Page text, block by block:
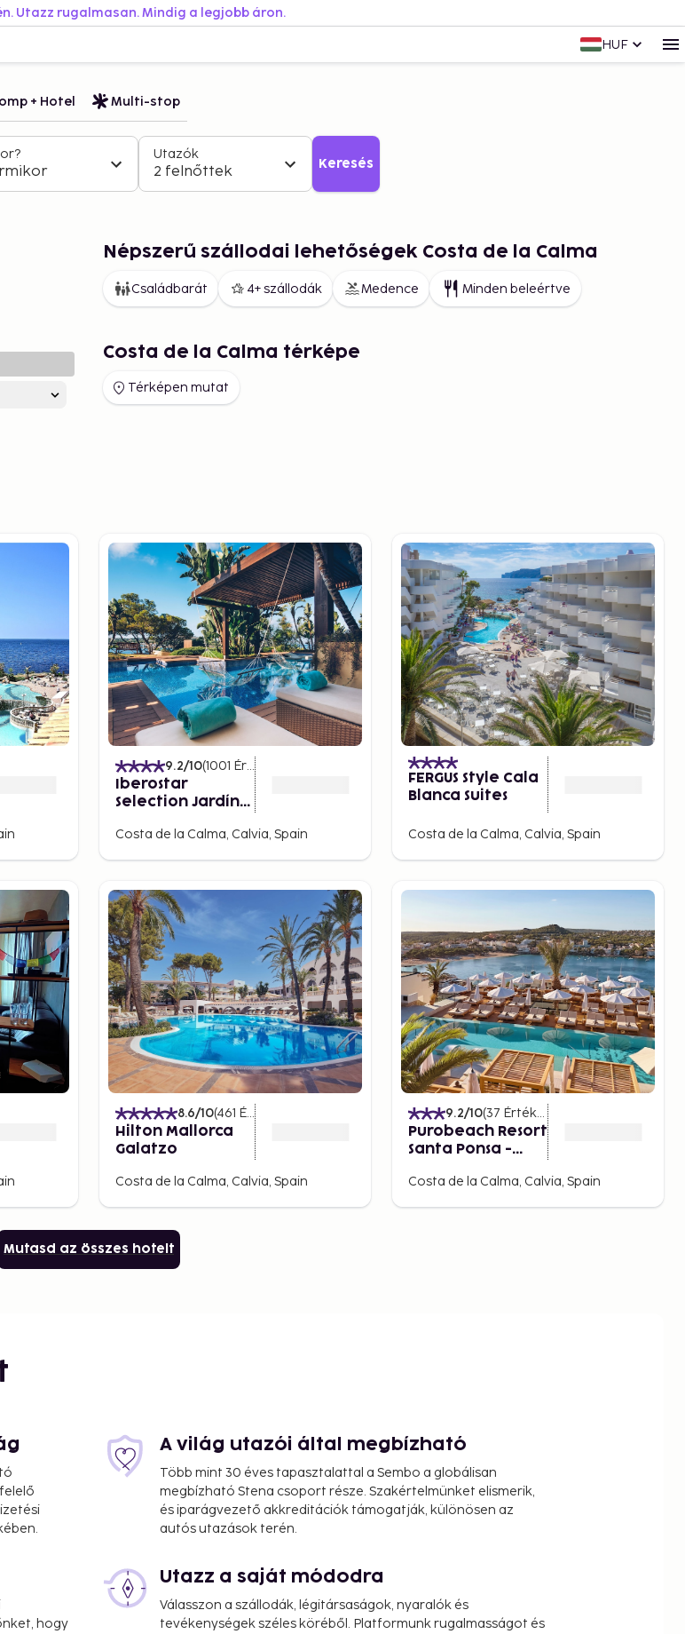
Utazz rugalmasan. Mindig a legjobb áron.
HUF
+ Hotel Multi-stop
Utazók
2 felnőttek Keresés
Népszerű szállodai lehetőségek Costa de la Calma
Családbarát 4+ szállodák Medence Minden beleértve
Costa de la Calma térképe
Térképen mutat
9.2/10(1001 Értékelések
Iberostar
Selection Jardín
Adults Only
Costa de la Calma, Calvia, Spain
FERGUS Style Cala
Blanca Suites
Costa de la Calma, Calvia, Spain
8.6/10(461 Értékelések
Hilton Mallorca
Galatzo
Costa de la Calma, Calvia, Spain
9.2/10(37 Értékelések
Purobeach Resort
Santa Ponsa -
Costa de la Calma, Calvia, Spain
Mutasd az összes hotelt
A világ utazói által megbízható
Több mint 30 éves tapasztalattal a Sembo a globálisan
megbízható Stena csoport része. Szakértelmünket elismerik,
és iparágvezető akkreditációk támogatják, különösen az
autós utazások terén.
hogy
Utazz a saját módodra
Válasszon a szállodák, légitársaságok, nyaralók és
tevékenységek széles köréből. Platformunk rugalmasságot és